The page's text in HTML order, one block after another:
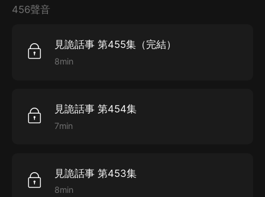
456聲音
見詭話事 第455集（完結）
8min
見詭話事 第454集
7min
見詭話事 第453集
8min